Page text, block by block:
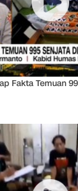
Fakta Temuan